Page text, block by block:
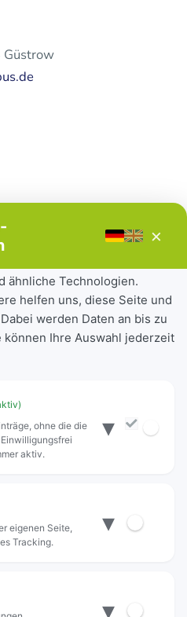
Güstrow
×
ähnliche Technologien.
helfen uns, diese Seite und
werden Daten an bis zu
Ihre Auswahl jederzeit
ohne die die
aktiv.
▾
eigenen Seite,
Tracking.
▾
▾